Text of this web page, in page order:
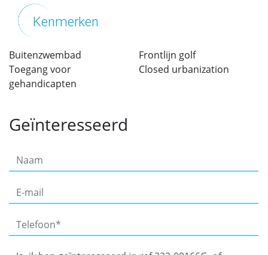
Kenmerken
Buitenzwembad
Toegang voor
gehandicapten
Frontlijn golf
Closed urbanization
Geïnteresseerd